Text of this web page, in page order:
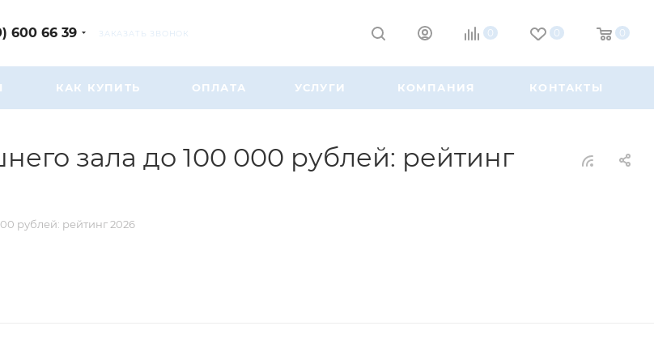
600 66 39 ЗАКАЗАТЬ ЗВОНОК 0 0 0
КАК КУПИТЬ ОПЛАТА УСЛУГИ КОМПАНИЯ КОНТАКТЫ
зала до 100 000 рублей: рейтинг
рублей: рейтинг 2026